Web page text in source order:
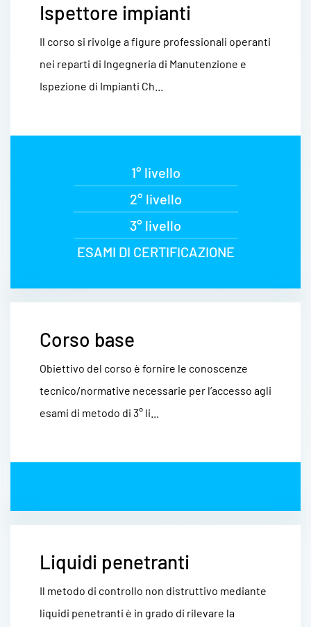
Ispettore impianti
Il corso si rivolge a figure professionali operanti
nei reparti di Ingegneria di Manutenzione e
Ispezione di Impianti Ch...
1° livello
2° livello
3° livello
ESAMI DI CERTIFICAZIONE
Corso base
Obiettivo del corso è fornire le conoscenze
tecnico/normative necessarie per l’accesso agli
esami di metodo di 3° li...
Liquidi penetranti
Il metodo di controllo non distruttivo mediante
liquidi penetranti è in grado di rilevare la